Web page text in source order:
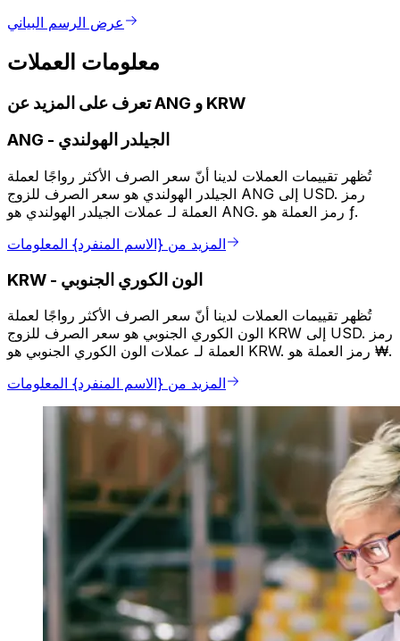
عرض الرسم البياني
معلومات العملات
تعرف على المزيد عن ANG و KRW
ANG - الجيلدر الهولندي
تُظهر تقييمات العملات لدينا أنّ سعر الصرف الأكثر رواجًا لعملة
الجيلدر الهولندي هو سعر الصرف للزوج ANG إلى USD. رمز
العملة لـ عملات الجيلدر الهولندي هو ANG. رمز العملة هو ƒ.
المزيد من {الاسم المنفرد} المعلومات
KRW - الون الكوري الجنوبي
تُظهر تقييمات العملات لدينا أنّ سعر الصرف الأكثر رواجًا لعملة
الون الكوري الجنوبي هو سعر الصرف للزوج KRW إلى USD. رمز
العملة لـ عملات الون الكوري الجنوبي هو KRW. رمز العملة هو ₩.
المزيد من {الاسم المنفرد} المعلومات